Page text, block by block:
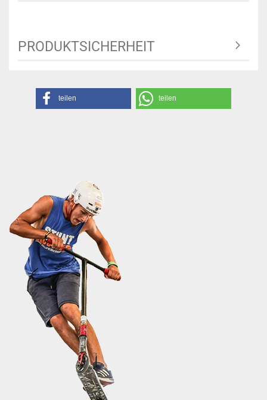
PRODUKTSICHERHEIT
teilen teilen